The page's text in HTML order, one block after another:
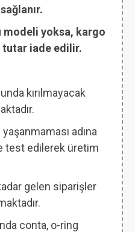
modeli yoksa, kargo
iade edilir.
kırılmayacak
adına
test edilerek üretim
gelen siparişler
conta, o-ring